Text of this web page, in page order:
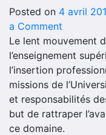
Posted on 4 avril
a Comment
des
masters:
bilan
de
la
LRU-
Le lent mouvement
l’enseignement
l’insertion
missions de
et responsabilités
but de rattraper
ce domaine.